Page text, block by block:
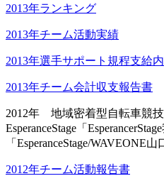
2013年ランキング
2013年チーム活動実績
2013年選手サポート規程支給
2013年チーム会計収支報告書
2012年 地域密着型自転車競
EsperanceStage「
「EsperanceStage/WAVEONE山
2012年チーム活動報告書